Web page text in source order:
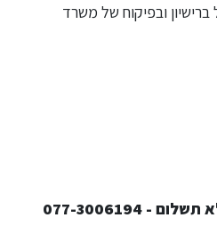
ובפיקוח של משרד
077-3006194